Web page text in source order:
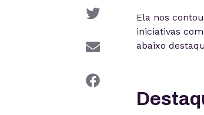
Ela nos
iniciativas
abaixo